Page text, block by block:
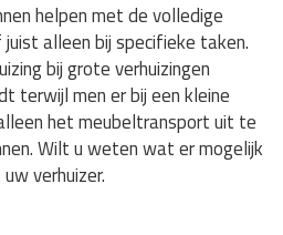
helpen met de volledige
alleen bij specifieke taken.
bij grote verhuizingen
terwijl men er bij een kleine
het meubeltransport uit te
Wilt u weten wat er mogelijk
verhuizer.